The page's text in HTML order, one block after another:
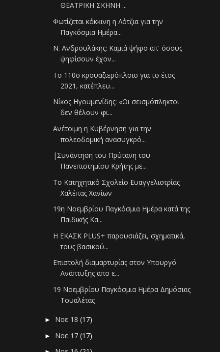
ΘΕΑΤΡΙΚΗ ΣΚΗΝΗ ...
Φωτίζεται κόκκινη η Λότζια για την
Παγκόσμια Ημέρα...
Ν. Ανδρουλάκης: Καμιά ψήφο απ' όσους
ψηφίσουν έχον...
Το 110ο κρουαζιερόπλοιο για το έτος
2021, κατέπλευ...
Νίκος Ηγουμενίδης: «Οι σεισμόπληκτοι
δεν θέλουν φι...
Ανέτοιμη η Κυβέρνηση για την
πολεοδομική ανασυγκρό...
|Συνάντηση του Πρύτανη του
Πανεπιστημίου Κρήτης με...
Το Κατηχητικό Σχολείο Ευαγγελιστρίας
Χαλέπας Χανίων
19η Νοεμβρίου Παγκόσμια Ημέρα κατά της
Παιδικής Κα...
Η ΕΚΑΣΚ PLUS+ παρουσιάζει, σχηματικά,
τους βασικού...
Επιστολή διαμαρτυρίας στον Υπουργό
Ανάπτυξης απο ε...
19 Νοεμβρίου Παγκόσμια Ημέρα Δημόσιας
Τουαλέτας
► Νοε 18(17)
► Νοε 17(17)